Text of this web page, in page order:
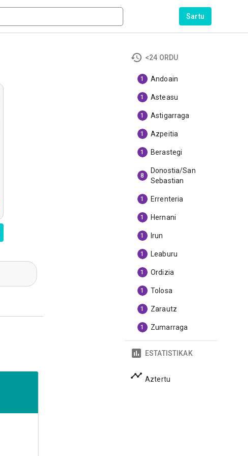
Sartu
<24 ORDU
1 Andoain
1 Asteasu
1 Astigarraga
1 Azpeitia
1 Berastegi
8
Donostia/San
Sebastian
1 Errenteria
1 Hernani
1 Irun
1 Leaburu
1 Ordizia
1 Tolosa
1 Zarautz
1 Zumarraga
ESTATISTIKAK
Aztertu